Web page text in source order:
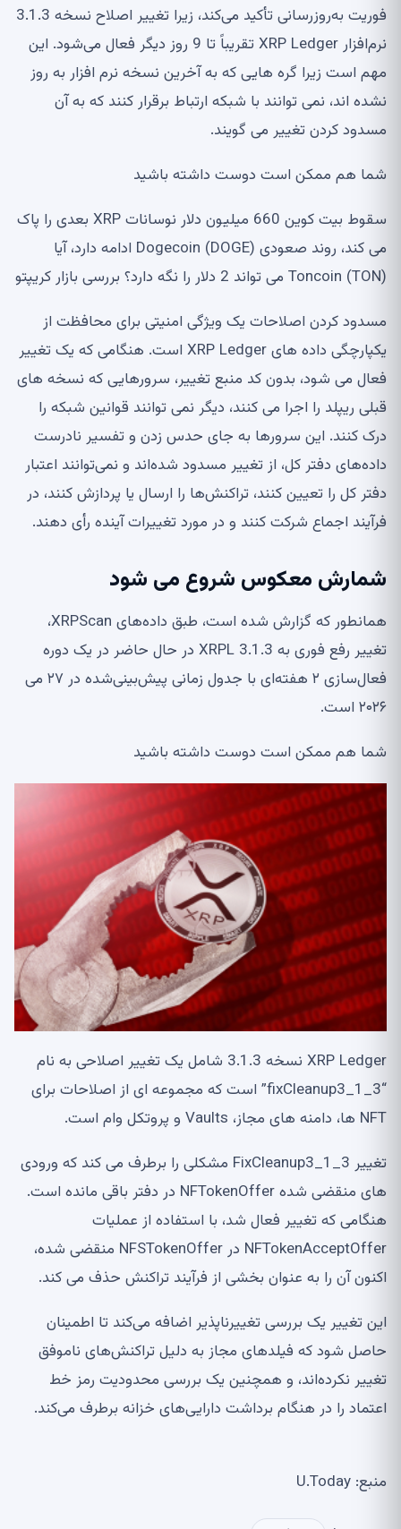
فوریت به‌روزرسانی تأکید می‌کند، زیرا تغییر اصلاح نسخه 3.1.3
نرم‌افزار XRP Ledger تقریباً تا 9 روز دیگر فعال می‌شود. این
مهم است زیرا گره هایی که به آخرین نسخه نرم افزار به روز
نشده اند، نمی توانند با شبکه ارتباط برقرار کنند که به آن
مسدود کردن تغییر می گویند.
شما هم ممکن است دوست داشته باشید
سقوط بیت کوین 660 میلیون دلار نوسانات XRP بعدی را پاک
می کند، روند صعودی Dogecoin (DOGE) ادامه دارد، آیا
Toncoin (TON) می تواند 2 دلار را نگه دارد؟ بررسی بازار کریپتو
مسدود کردن اصلاحات یک ویژگی امنیتی برای محافظت از
یکپارچگی داده های XRP Ledger است. هنگامی که یک تغییر
فعال می شود، بدون کد منبع تغییر، سرورهایی که نسخه های
قبلی ریپلد را اجرا می کنند، دیگر نمی توانند قوانین شبکه را
درک کنند. این سرورها به جای حدس زدن و تفسیر نادرست
داده‌های دفتر کل، از تغییر مسدود شده‌اند و نمی‌توانند اعتبار
دفتر کل را تعیین کنند، تراکنش‌ها را ارسال یا پردازش کنند، در
فرآیند اجماع شرکت کنند و در مورد تغییرات آینده رأی دهند.
شمارش معکوس شروع می شود
همانطور که گزارش شده است، طبق داده‌های XRPScan،
تغییر رفع فوری به XRPL 3.1.3 در حال حاضر در یک دوره
فعال‌سازی ۲ هفته‌ای با جدول زمانی پیش‌بینی‌شده در ۲۷ می
۲۰۲۶ است.
شما هم ممکن است دوست داشته باشید
XRP Ledger نسخه 3.1.3 شامل یک تغییر اصلاحی به نام
“fixCleanup3_1_3” است که مجموعه ای از اصلاحات برای
NFT ها، دامنه های مجاز، Vaults و پروتکل وام است.
تغییر FixCleanup3_1_3 مشکلی را برطرف می کند که ورودی
های منقضی شده NFTokenOffer در دفتر باقی مانده است.
هنگامی که تغییر فعال شد، با استفاده از عملیات
NFTokenAcceptOffer در NFSTokenOffer منقضی شده،
اکنون آن را به عنوان بخشی از فرآیند تراکنش حذف می کند.
این تغییر یک بررسی تغییرناپذیر اضافه می‌کند تا اطمینان
حاصل شود که فیلدهای مجاز به دلیل تراکنش‌های ناموفق
تغییر نکرده‌اند، و همچنین یک بررسی محدودیت رمز خط
اعتماد را در هنگام برداشت دارایی‌های خزانه برطرف می‌کند.
منبع: U.Today